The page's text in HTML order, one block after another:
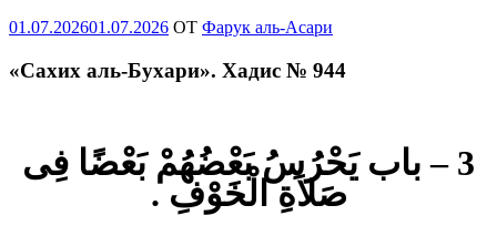
Опубликовано
01.07.202601.07.2026 OT Фарук аль-Асари
«Сахих аль-Бухари». Хадис № 944
3 – باب يَحْرُسُ بَعْضُهُمْ بَعْضًا فِى
صَلاَةِ الْخَوْفِ .